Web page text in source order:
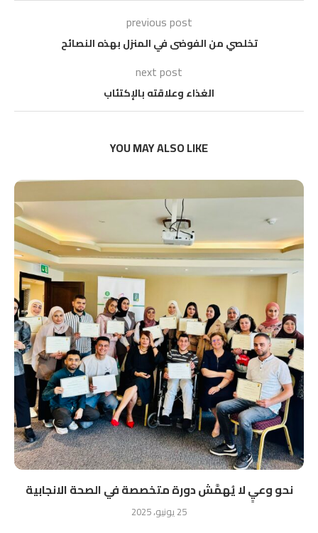
previous post
تخلصي من الفوضى في المنزل بهذه النصائح
next post
الغذاء وعلاقته بالإكتئاب
YOU MAY ALSO LIKE
نحو وعيٍ لا يُهمَّش دورة متخصصة في الصحة الانجابية
25 يونيو، 2025